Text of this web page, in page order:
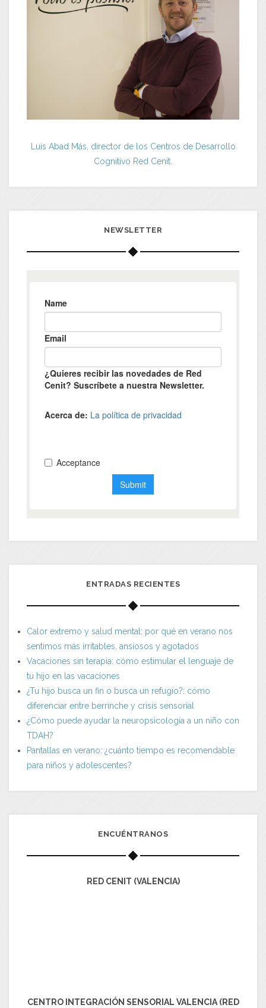
Luis Abad Más, director de los Centros de Desarrollo
Cognitivo Red Cenit.
NEWSLETTER
ENTRADAS RECIENTES
Calor extremo y salud mental: por qué en verano nos
sentimos más irritables, ansiosos y agotados
Vacaciones sin terapia: cómo estimular el lenguaje de
tu hijo en las vacaciones
¿Tu hijo busca un fin o busca un refugio?: cómo
diferenciar entre berrinche y crisis sensorial
¿Cómo puede ayudar la neuropsicología a un niño con
TDAH?
Pantallas en verano: ¿cuánto tiempo es recomendable
para niños y adolescentes?
ENCUÉNTRANOS
RED CENIT (VALENCIA)
CENTRO INTEGRACIÓN SENSORIAL VALENCIA (RED